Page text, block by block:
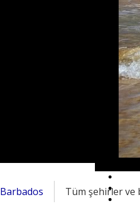
Barbados Tüm şehirler